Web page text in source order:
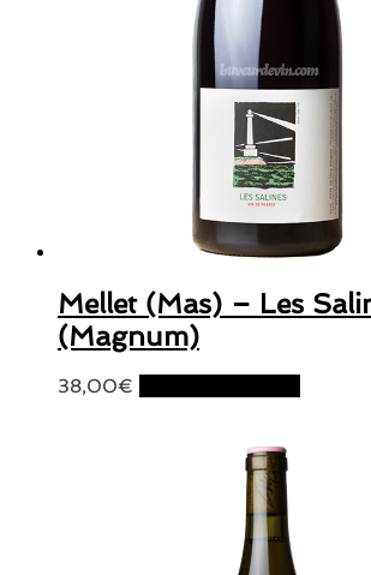
Mellet (Mas) – Les
(Magnum)
38,00€